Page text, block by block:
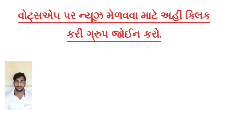
વોટ્સએપ પર ન્યૂઝ મેળવવા માટે અહીં ક્લિક
કરી ગ્રુપ જોઈન કરો.